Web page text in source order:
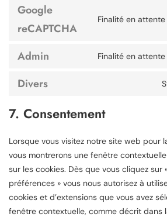
Google
reCAPTCHA
Finalité en attente
Admin Finalité en attente
Divers
7. Consentement
Lorsque vous visitez notre site web pour
vous montrerons une fenêtre
sur les cookies. Dès que vous cliquez sur
préférences » vous nous autorisez à
cookies et d’extensions que vous avez
fenêtre contextuelle, comme décrit dans